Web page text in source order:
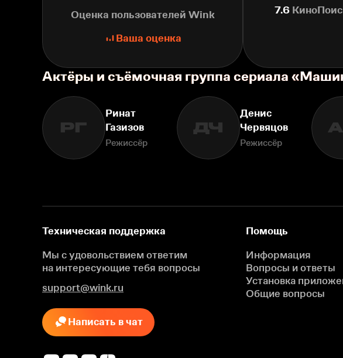
Оценка пользователей Wink
Ваша оценка
7.6
Актёры и съёмочная группа сериала
РГ
Ринат
Газизов
Режиссёр
ДЧ
Денис
Червяцов
Режиссёр
Техническая поддержка
Мы с удовольствием ответим
на интересующие тебя вопросы
support@wink.ru
Написать в чат
Помощь
Информация
Вопросы и ответы
Установка
Общие вопросы